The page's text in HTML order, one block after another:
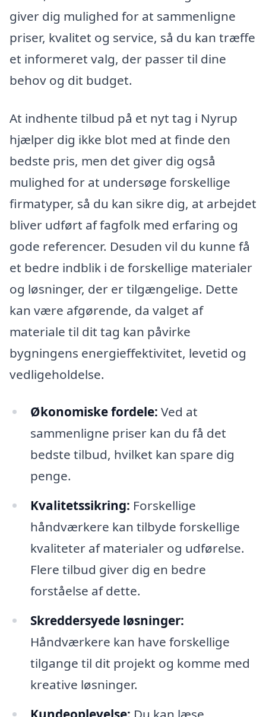
giver dig mulighed for at sammenligne
priser, kvalitet og service, så du kan træffe
et informeret valg, der passer til dine
behov og dit budget.
At indhente tilbud på et nyt tag i Nyrup
hjælper dig ikke blot med at finde den
bedste pris, men det giver dig også
mulighed for at undersøge forskellige
firmatyper, så du kan sikre dig, at arbejdet
bliver udført af fagfolk med erfaring og
gode referencer. Desuden vil du kunne få
et bedre indblik i de forskellige materialer
og løsninger, der er tilgængelige. Dette
kan være afgørende, da valget af
materiale til dit tag kan påvirke
bygningens energieffektivitet, levetid og
vedligeholdelse.
Økonomiske fordele: Ved at
sammenligne priser kan du få det
bedste tilbud, hvilket kan spare dig
penge.
Kvalitetssikring: Forskellige
håndværkere kan tilbyde forskellige
kvaliteter af materialer og udførelse.
Flere tilbud giver dig en bedre
forståelse af dette.
Skreddersyede løsninger:
Håndværkere kan have forskellige
tilgange til dit projekt og komme med
kreative løsninger.